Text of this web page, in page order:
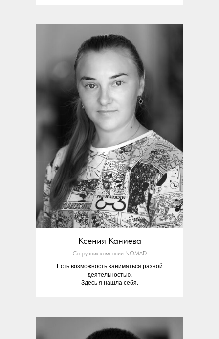
Ксения Каниева
Сотрудник компании NOMAD
Есть возможность заниматься разной
деятельностью.
Здесь я нашла себя.